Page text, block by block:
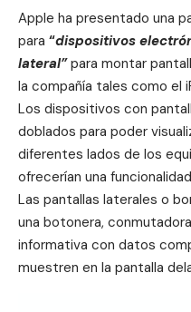
Apple ha presentado una
para “dispositivos
lateral” para montar
la compañía tales como el
Los dispositivos con
doblados para poder
diferentes lados de los
ofrecerían una
Las pantallas laterales o
una botonera,
informativa con datos
muestren en la pantalla